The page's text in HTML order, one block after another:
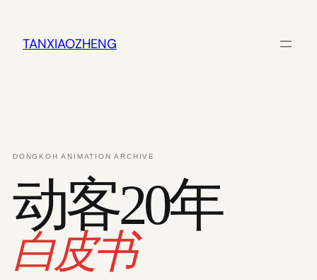
TANXIAOZHENG
DONGKOH ANIMATION ARCHIVE
动客20年
白皮书